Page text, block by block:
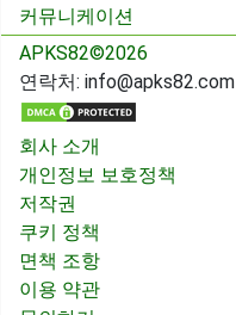
커뮤니케이션
APKS82©2026
연락처: info@apks82.com
회사 소개
개인정보 보호정책
저작권
쿠키 정책
면책 조항
이용 약관